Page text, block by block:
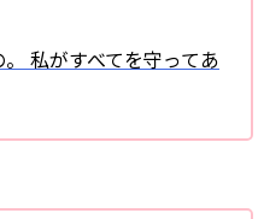
私がすべてを守ってあ